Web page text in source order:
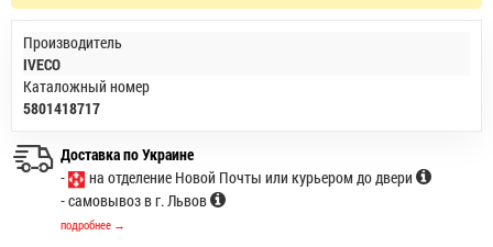
Производитель
IVECO
Каталожный номер
5801418717
Доставка по Украине
-
на отделение Новой Почты или курьером до двери
- самовывоз в г. Львов
подробнее →